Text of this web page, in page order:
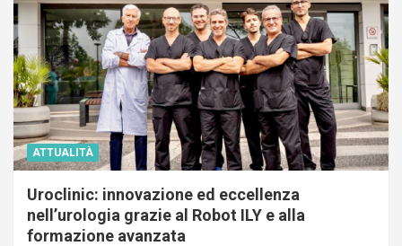
ATTUALITÀ
Uroclinic: innovazione ed eccellenza
nell’urologia grazie al Robot ILY e alla
formazione avanzata